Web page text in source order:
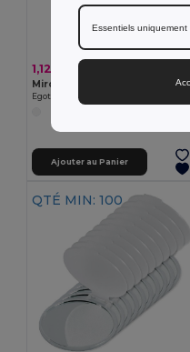
1,12 €
Miroir de poche
Egotier 94800
Ajouter au Panier
QTÉ MIN: 100
Essentiels uniquement